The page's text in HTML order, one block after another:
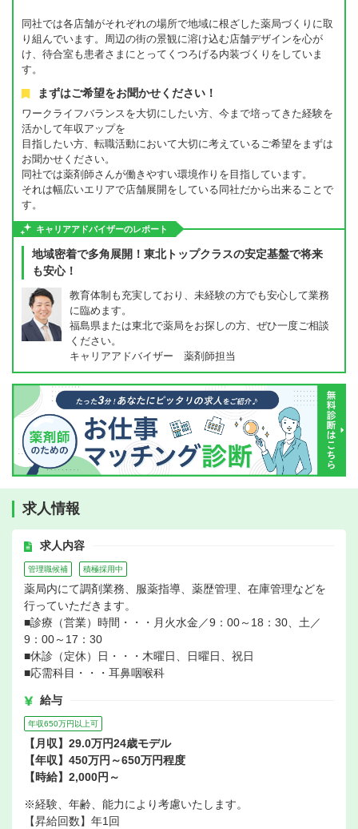
同社では各店舗がそれぞれの場所で地域に根ざした薬局づくりに取
り組んでいます。周辺の街の景観に溶け込む店舗デザインを心が
け、待合室も患者さまにとってくつろげる内装づくりをしていま
す。
まずはご希望をお聞かせください！
ワークライフバランスを大切にしたい方、今まで培ってきた経験を
活かして年収アップを
目指したい方、転職活動において大切に考えているご希望をまずは
お聞かせください。
同社では薬剤師さんが働きやすい環境作りを目指しています。
それは幅広いエリアで店舗展開をしている同社だから出来ることで
す。
キャリアアドバイザーのレポート
地域密着で多角展開！東北トップクラスの安定基盤で将来
も安心！
教育体制も充実しており、未経験の方でも安心して業務
に臨めます。
福島県または東北で薬局をお探しの方、ぜひ一度ご相談
ください。
キャリアアドバイザー 薬剤師担当
求人情報
求人内容
管理職候補 積極採用中
薬局内にて調剤業務、服薬指導、薬歴管理、在庫管理などを
行っていただきます。
■診療（営業）時間・・・月火水金／9：00～18：30、土／
9：00～17：30
■休診（定休）日・・・木曜日、日曜日、祝日
■応需科目・・・耳鼻咽喉科
給与
年収650万円以上可
【月収】29.0万円24歳モデル
【年収】450万円～650万円程度
【時給】2,000円～
※経験、年齢、能力により考慮いたします。
【昇給回数】年1回